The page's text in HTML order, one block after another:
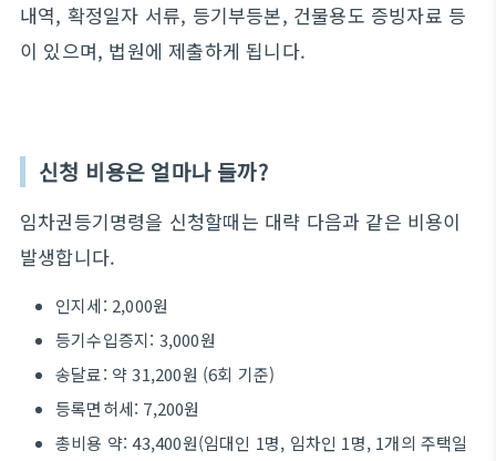
내역, 확정일자 서류, 등기부등본, 건물용도 증빙자료 등
이 있으며, 법원에 제출하게 됩니다.
신청 비용은 얼마나 들까?
임차권등기명령을 신청할때는 대략 다음과 같은 비용이
발생합니다.
인지세: 2,000원
등기수입증지: 3,000원
송달료: 약 31,200원 (6회 기준)
등록면허세: 7,200원
총비용 약: 43,400원(임대인 1명, 임차인 1명, 1개의 주택일